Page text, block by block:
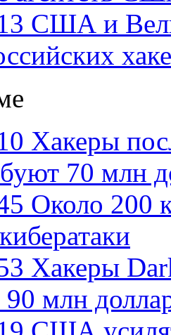
США и
Хакеры
70 млн
Около 200
Хакеры
млн